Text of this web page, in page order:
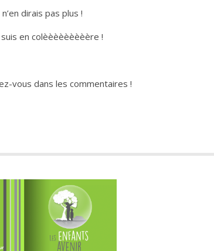
dirais pas plus !
en colèèèèèèèèère !
vous dans les commentaires !